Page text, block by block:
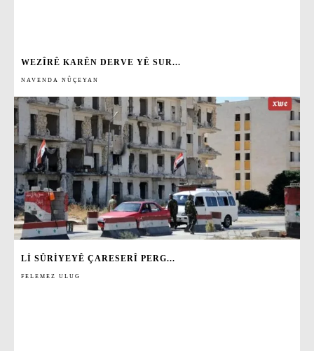
WEZÎRÊ KARÊN DERVE YÊ SUR...
NAVENDA NÛÇEYAN
LI SÛRIYEYÊ ÇARESERÎ PERG...
FELEMEZ ULUG